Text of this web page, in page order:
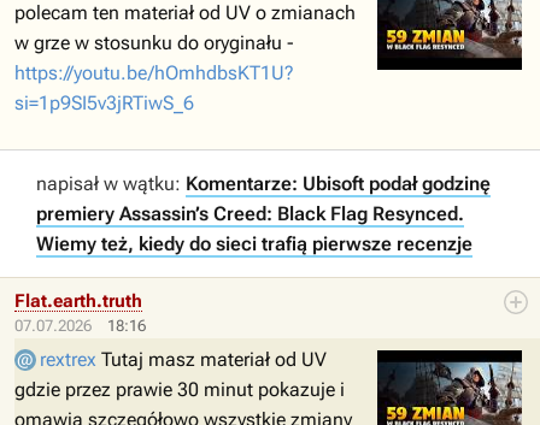
polecam ten materiał od UV o zmianach
w grze w stosunku do oryginału -
https://youtu.be/hOmhdbsKT1U?
si=1p9SI5v3jRTiwS_6
napisał w wątku: Komentarze: Ubisoft podał godzinę
premiery Assassin’s Creed: Black Flag Resynced.
Wiemy też, kiedy do sieci trafią pierwsze recenzje
07.07.2026 18:16
Flat.earth.truth
rextrex Tutaj masz materiał od UV
gdzie przez prawie 30 minut pokazuje i
omawia szczegółowo wszystkie zmiany